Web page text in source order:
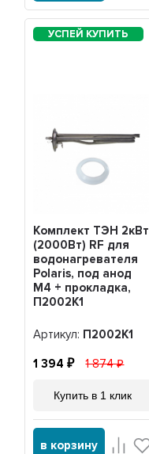
Комплект ТЭН 2кВт
(2000Вт) RF для
водонагревателя
Polaris, под анод
М4 + прокладка,
П2002K1
Артикул: П2002K1
1 394 1 874
Купить в 1 клик
в корзину